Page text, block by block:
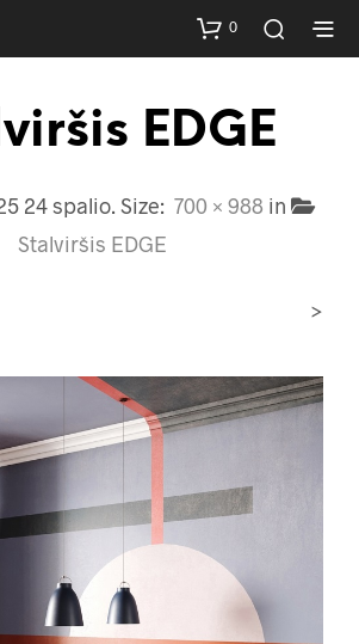
0
EDGE
24 spalio. Size: 700 × 988 in
Stalviršis EDGE
>